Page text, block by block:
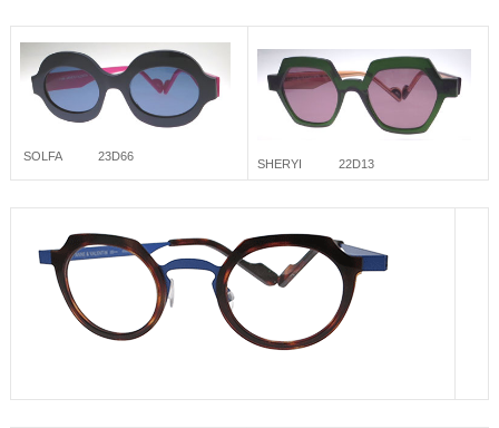
SOLFA 23D66
SHERYI 22D13